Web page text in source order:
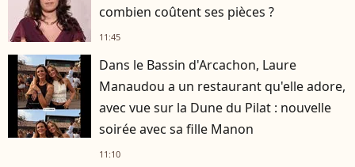
combien coûtent ses pièces ?
11:45
Dans le Bassin d'Arcachon, Laure
Manaudou a un restaurant qu'elle adore,
avec vue sur la Dune du Pilat : nouvelle
soirée avec sa fille Manon
11:10